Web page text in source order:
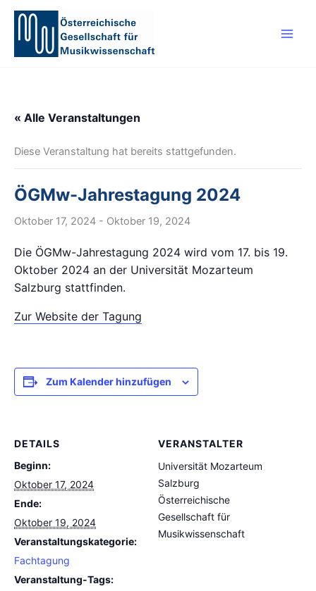
Zum
springen
« Alle Veranstaltungen
Diese Veranstaltung hat bereits stattgefunden.
ÖGMw-Jahrestagung 2024
Oktober 17, 2024 - Oktober 19, 2024
Die ÖGMw-Jahrestagung 2024 wird vom 17. bis 19.
Oktober 2024 an der Universität Mozarteum
Salzburg stattfinden.
Zur Website der Tagung
Zum Kalender hinzufügen
DETAILS
Beginn:
Oktober 17, 2024
Ende:
Oktober 19, 2024
Veranstaltungskategorie:
Fachtagung
Veranstaltung-Tags:
VERANSTALTER
Universität Mozarteum
Salzburg
Österreichische
Gesellschaft für
Musikwissenschaft